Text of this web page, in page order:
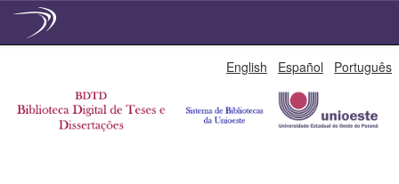
English Español Português